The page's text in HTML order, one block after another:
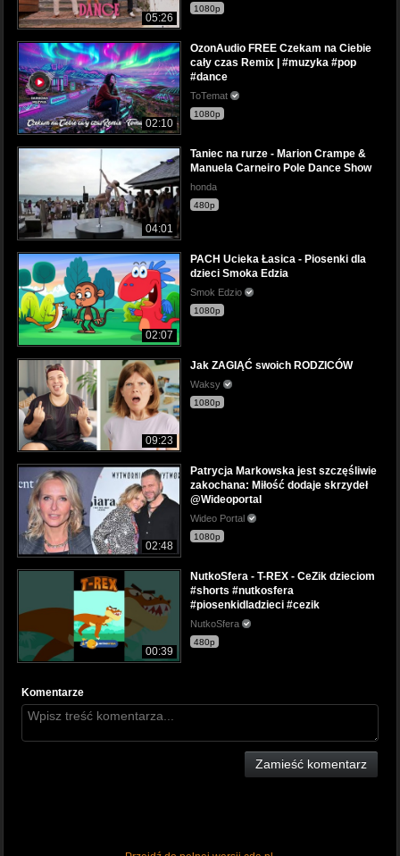
05:26
1080p
02:10
OzonAudio FREE Czekam na Ciebie
cały czas Remix | #muzyka #pop
#dance
ToTemat
1080p
04:01
Taniec na rurze - Marion Crampe &
Manuela Carneiro Pole Dance Show
honda
480p
02:07
PACH Ucieka Łasica - Piosenki dla
dzieci Smoka Edzia
Smok Edzio
1080p
09:23
Jak ZAGIĄĆ swoich RODZICÓW
Waksy
1080p
02:48
Patrycja Markowska jest szczęśliwie
zakochana: Miłość dodaje skrzydeł
@Wideoportal
Wideo Portal
1080p
00:39
NutkoSfera - T-REX - CeZik dzieciom
#shorts #nutkosfera
#piosenkidladzieci #cezik
NutkoSfera
480p
Komentarze
Zamieść komentarz